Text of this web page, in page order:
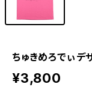
ちゅきめろでぃ
¥3,800